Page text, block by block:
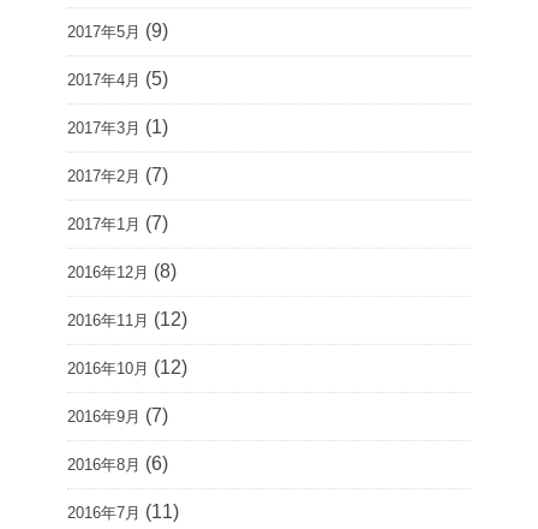
2017年5月 (9)
2017年4月 (5)
2017年3月 (1)
2017年2月 (7)
2017年1月 (7)
2016年12月 (8)
2016年11月 (12)
2016年10月 (12)
2016年9月 (7)
2016年8月 (6)
2016年7月 (11)